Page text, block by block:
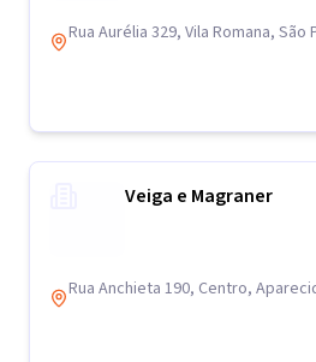
Rua Aurélia 329, Vila Romana, São
Veiga e Magraner
Rua Anchieta 190, Centro,